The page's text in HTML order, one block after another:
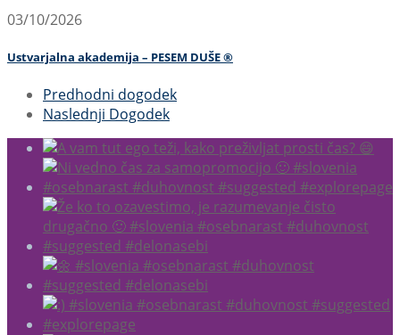
03/10/2026
Ustvarjalna akademija – PESEM DUŠE ®
Predhodni dogodek
Naslednji Dogodek